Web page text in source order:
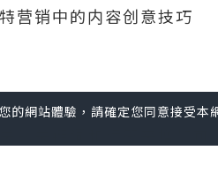
营销中的内容创意技巧
在推特上成功营销，需
关的关键词和标签来增加
網站體驗，請確定您同意接受本